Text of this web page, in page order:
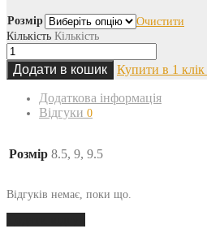
Розмір
Очистити
Кількість Кількість
Додати в кошик Купити в 1 клік
Додаткова інформація
Відгуки 0
Розмір 8.5, 9, 9.5
Відгуків немає, поки що.